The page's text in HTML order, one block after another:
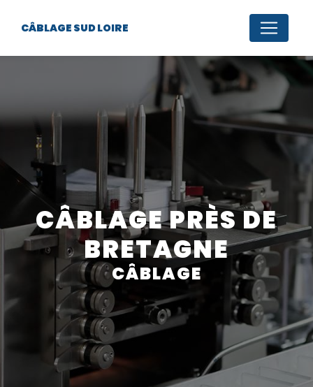
CÂBLAGE SUD LOIRE
CÂBLAGE PRÈS DE
BRETAGNE
CÂBLAGE